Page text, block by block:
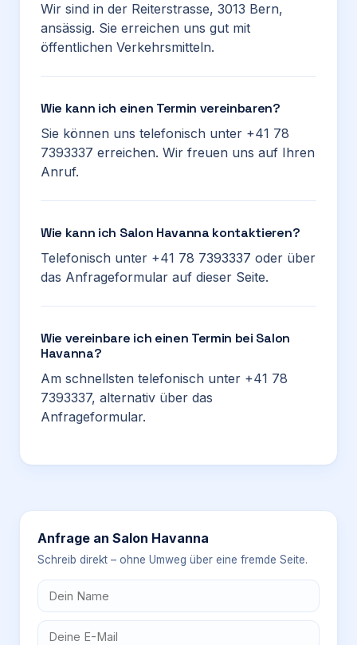
Wir sind in der Reiterstrasse, 3013 Bern,
ansässig. Sie erreichen uns gut mit
öffentlichen Verkehrsmitteln.
Wie kann ich einen Termin vereinbaren?
Sie können uns telefonisch unter +41 78
7393337 erreichen. Wir freuen uns auf Ihren
Anruf.
Wie kann ich Salon Havanna kontaktieren?
Telefonisch unter +41 78 7393337 oder über
das Anfrageformular auf dieser Seite.
Wie vereinbare ich einen Termin bei Salon
Havanna?
Am schnellsten telefonisch unter +41 78
7393337, alternativ über das
Anfrageformular.
Anfrage an Salon Havanna
Schreib direkt – ohne Umweg über eine fremde Seite.